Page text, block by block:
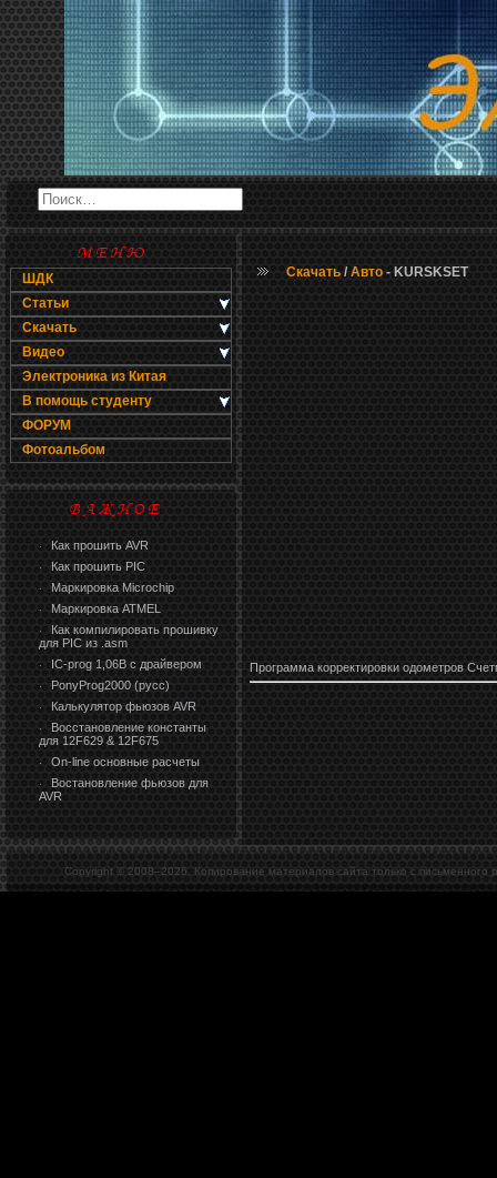
ШДК
Статьи
Скачать
Видео
Электроника из Китая
В помощь студенту
ФОРУМ
Фотоальбом
· Как прошить AVR
· Как прошить PIC
· Маркировка Microchip
· Маркировка ATMEL
·
Как компилировать прошивку
для PIC из .asm
· IC-prog 1,06В с драйвером
· PonyProg2000 (русс)
· Калькулятор фьюзов AVR
·
Восстановление константы
для 12F629 & 12F675
· On-line основные расчеты
·
Востановление фьюзов для
AVR
Скачать / Авто - KURSKSET
Программа корректировки одометров
Copyright © 2008–2026. Копирование материалов сайта только с